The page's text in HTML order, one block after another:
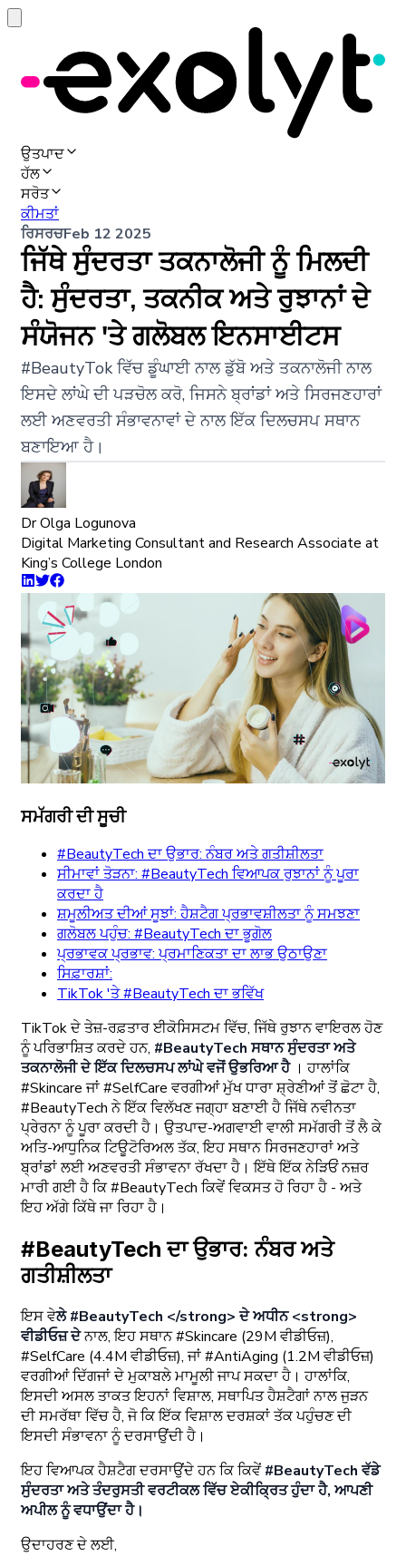
ਉਤਪਾਦ
ਹੱਲ
ਸਰੋਤ
ਕੀਮਤਾਂ
ਰਿਸਰਚFeb 12 2025
ਜਿੱਥੇ ਸੁੰਦਰਤਾ ਤਕਨਾਲੋਜੀ ਨੂੰ ਮਿਲਦੀ
ਹੈ: ਸੁੰਦਰਤਾ, ਤਕਨੀਕ ਅਤੇ ਰੁਝਾਨਾਂ ਦੇ
ਸੰਯੋਜਨ 'ਤੇ ਗਲੋਬਲ ਇਨਸਾਈਟਸ
#BeautyTok ਵਿੱਚ ਡੂੰਘਾਈ ਨਾਲ ਡੁੱਬੋ ਅਤੇ ਤਕਨਾਲੋਜੀ ਨਾਲ
ਇਸਦੇ ਲਾਂਘੇ ਦੀ ਪੜਚੋਲ ਕਰੋ, ਜਿਸਨੇ ਬ੍ਰਾਂਡਾਂ ਅਤੇ ਸਿਰਜਣਹਾਰਾਂ
ਲਈ ਅਣਵਰਤੀ ਸੰਭਾਵਨਾਵਾਂ ਦੇ ਨਾਲ ਇੱਕ ਦਿਲਚਸਪ ਸਥਾਨ
ਬਣਾਇਆ ਹੈ।
Dr Olga Logunova
Digital Marketing Consultant and Research Associate at
King’s College London
ਸਮੱਗਰੀ ਦੀ ਸੂਚੀ
#BeautyTech ਦਾ ਉਭਾਰ: ਨੰਬਰ ਅਤੇ ਗਤੀਸ਼ੀਲਤਾ
ਸੀਮਾਵਾਂ ਤੋੜਨਾ: #BeautyTech ਵਿਆਪਕ ਰੁਝਾਨਾਂ ਨੂੰ ਪੂਰਾ
ਕਰਦਾ ਹੈ
ਸ਼ਮੂਲੀਅਤ ਦੀਆਂ ਸੂਝਾਂ: ਹੈਸ਼ਟੈਗ ਪ੍ਰਭਾਵਸ਼ੀਲਤਾ ਨੂੰ ਸਮਝਣਾ
ਗਲੋਬਲ ਪਹੁੰਚ: #BeautyTech ਦਾ ਭੂਗੋਲ
ਪ੍ਰਭਾਵਕ ਪ੍ਰਭਾਵ: ਪ੍ਰਮਾਣਿਕਤਾ ਦਾ ਲਾਭ ਉਠਾਉਣਾ
ਸਿਫ਼ਾਰਸ਼ਾਂ:
TikTok 'ਤੇ #BeautyTech ਦਾ ਭਵਿੱਖ
TikTok ਦੇ ਤੇਜ਼-ਰਫ਼ਤਾਰ ਈਕੋਸਿਸਟਮ ਵਿੱਚ, ਜਿੱਥੇ ਰੁਝਾਨ ਵਾਇਰਲ ਹੋਣ
ਨੂੰ ਪਰਿਭਾਸ਼ਿਤ ਕਰਦੇ ਹਨ, #BeautyTech ਸਥਾਨ ਸੁੰਦਰਤਾ ਅਤੇ
ਤਕਨਾਲੋਜੀ ਦੇ ਇੱਕ ਦਿਲਚਸਪ ਲਾਂਘੇ ਵਜੋਂ ਉਭਰਿਆ ਹੈ । ਹਾਲਾਂਕਿ
#Skincare ਜਾਂ #SelfCare ਵਰਗੀਆਂ ਮੁੱਖ ਧਾਰਾ ਸ਼੍ਰੇਣੀਆਂ ਤੋਂ ਛੋਟਾ ਹੈ,
#BeautyTech ਨੇ ਇੱਕ ਵਿਲੱਖਣ ਜਗ੍ਹਾ ਬਣਾਈ ਹੈ ਜਿੱਥੇ ਨਵੀਨਤਾ
ਪ੍ਰੇਰਨਾ ਨੂੰ ਪੂਰਾ ਕਰਦੀ ਹੈ। ਉਤਪਾਦ-ਅਗਵਾਈ ਵਾਲੀ ਸਮੱਗਰੀ ਤੋਂ ਲੈ ਕੇ
ਅਤਿ-ਆਧੁਨਿਕ ਟਿਊਟੋਰਿਅਲ ਤੱਕ, ਇਹ ਸਥਾਨ ਸਿਰਜਣਹਾਰਾਂ ਅਤੇ
ਬ੍ਰਾਂਡਾਂ ਲਈ ਅਣਵਰਤੀ ਸੰਭਾਵਨਾ ਰੱਖਦਾ ਹੈ। ਇੱਥੇ ਇੱਕ ਨੇੜਿਓਂ ਨਜ਼ਰ
ਮਾਰੀ ਗਈ ਹੈ ਕਿ #BeautyTech ਕਿਵੇਂ ਵਿਕਸਤ ਹੋ ਰਿਹਾ ਹੈ - ਅਤੇ
ਇਹ ਅੱਗੇ ਕਿੱਥੇ ਜਾ ਰਿਹਾ ਹੈ।
#BeautyTech ਦਾ ਉਭਾਰ: ਨੰਬਰ ਅਤੇ
ਗਤੀਸ਼ੀਲਤਾ
ਇਸ ਵੇਲੇ #BeautyTech </strong> ਦੇ ਅਧੀਨ <strong>
ਵੀਡੀਓਜ਼ ਦੇਨਾਲ, ਇਹ ਸਥਾਨ #Skincare (29M ਵੀਡੀਓਜ਼),
#SelfCare (4.4M ਵੀਡੀਓਜ਼), ਜਾਂ #AntiAging (1.2M ਵੀਡੀਓਜ਼)
ਵਰਗੀਆਂ ਦਿੱਗਜਾਂ ਦੇ ਮੁਕਾਬਲੇ ਮਾਮੂਲੀ ਜਾਪ ਸਕਦਾ ਹੈ। ਹਾਲਾਂਕਿ,
ਇਸਦੀ ਅਸਲ ਤਾਕਤ ਇਹਨਾਂ ਵਿਸ਼ਾਲ, ਸਥਾਪਿਤ ਹੈਸ਼ਟੈਗਾਂ ਨਾਲ ਜੁੜਨ
ਦੀ ਸਮਰੱਥਾ ਵਿੱਚ ਹੈ, ਜੋ ਕਿ ਇੱਕ ਵਿਸ਼ਾਲ ਦਰਸ਼ਕਾਂ ਤੱਕ ਪਹੁੰਚਣ ਦੀ
ਇਸਦੀ ਸੰਭਾਵਨਾ ਨੂੰ ਦਰਸਾਉਂਦੀ ਹੈ।
ਇਹ ਵਿਆਪਕ ਹੈਸ਼ਟੈਗ ਦਰਸਾਉਂਦੇ ਹਨ ਕਿ ਕਿਵੇਂ#BeautyTech ਵੱਡੇ
ਸੁੰਦਰਤਾ ਅਤੇ ਤੰਦਰੁਸਤੀ ਵਰਟੀਕਲ ਵਿੱਚ ਏਕੀਕ੍ਰਿਤ ਹੁੰਦਾ ਹੈ, ਆਪਣੀ
ਅਪੀਲ ਨੂੰ ਵਧਾਉਂਦਾ ਹੈ।
ਉਦਾਹਰਣ ਦੇ ਲਈ,